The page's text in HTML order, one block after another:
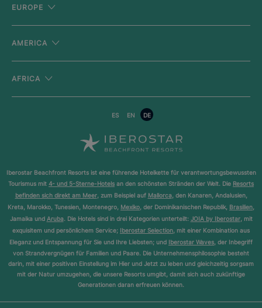
EUROPE
AMERICA
AFRICA
ES EN DE
Iberostar Beachfront Resorts ist eine führende Hotelkette für verantwortungsbewussten
Tourismus mit 4- und 5-Sterne-Hotels an den schönsten Stränden der Welt. Die Resorts
befinden sich direkt am Meer, zum Beispiel auf Mallorca, den Kanaren, Andalusien,
Kreta, Marokko, Tunesien, Montenegro, Mexiko, der Dominikanischen Republik, Brasilien,
Jamaika und Aruba. Die Hotels sind in drei Kategorien unterteilt: JOIA by Iberostar, mit
exquisitem und persönlichem Service; Iberostar Selection, mit einer Kombination aus
Eleganz und Entspannung für Sie und Ihre Liebsten; und Iberostar Waves, der Inbegriff
von Strandvergnügen für Familien und Paare. Die Unternehmensphilosophie besteht
darin, mit einer positiven Einstellung im Hier und Jetzt zu leben und gleichzeitig sorgsam
mit der Natur umzugehen, die unsere Resorts umgibt, damit sich auch zukünftige
Generationen daran erfreuen können.